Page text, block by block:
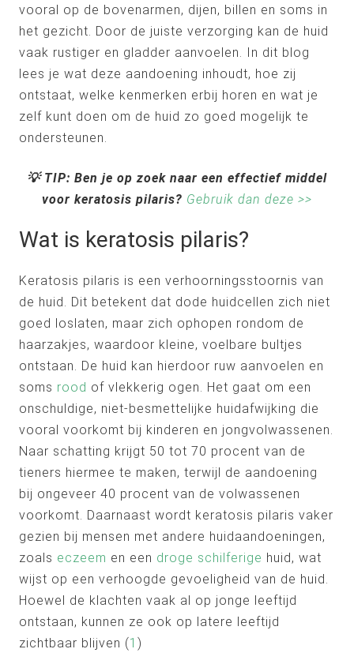
vooral op de bovenarmen, dijen, billen en soms in
het gezicht. Door de juiste verzorging kan de huid
vaak rustiger en gladder aanvoelen. In dit blog
lees je wat deze aandoening inhoudt, hoe zij
ontstaat, welke kenmerken erbij horen en wat je
zelf kunt doen om de huid zo goed mogelijk te
ondersteunen.
💡 TIP: Ben je op zoek naar een effectief middel
voor keratosis pilaris? Gebruik dan deze >>
Wat is keratosis pilaris?
Keratosis pilaris is een verhoorningsstoornis van
de huid. Dit betekent dat dode huidcellen zich niet
goed loslaten, maar zich ophopen rondom de
haarzakjes, waardoor kleine, voelbare bultjes
ontstaan. De huid kan hierdoor ruw aanvoelen en
soms rood of vlekkerig ogen. Het gaat om een
onschuldige, niet-besmettelijke huidafwijking die
vooral voorkomt bij kinderen en jongvolwassenen.
Naar schatting krijgt 50 tot 70 procent van de
tieners hiermee te maken, terwijl de aandoening
bij ongeveer 40 procent van de volwassenen
voorkomt. Daarnaast wordt keratosis pilaris vaker
gezien bij mensen met andere huidaandoeningen,
zoals eczeem en een droge schilferige huid, wat
wijst op een verhoogde gevoeligheid van de huid.
Hoewel de klachten vaak al op jonge leeftijd
ontstaan, kunnen ze ook op latere leeftijd
zichtbaar blijven (1 )